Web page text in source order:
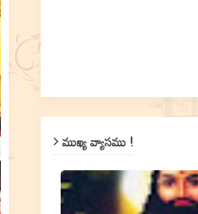
ముఖ్య వ్యాసము !